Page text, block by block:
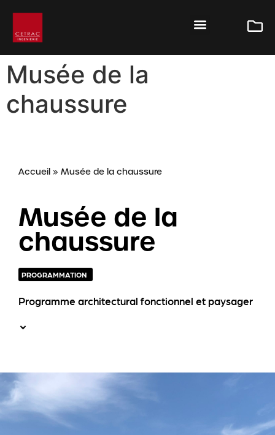
Musée de la
chaussure
Accueil » Musée de la chaussure
Musée de la
chaussure
PROGRAMMATION
Programme architectural fonctionnel et paysager